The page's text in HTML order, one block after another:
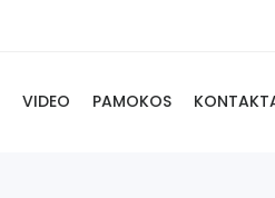
VIDEO PAMOKOS